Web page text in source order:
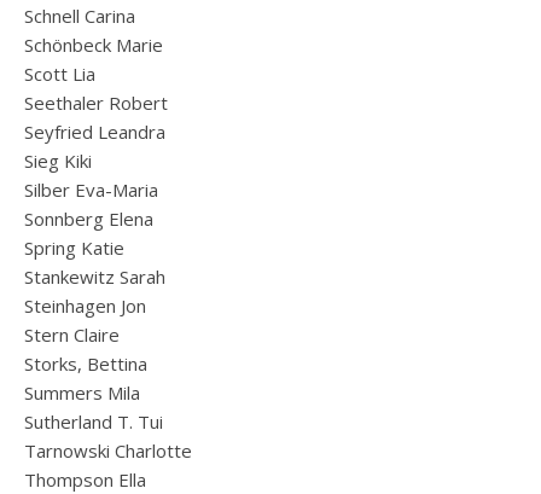
Schnell Carina
Schönbeck Marie
Scott Lia
Seethaler Robert
Seyfried Leandra
Sieg Kiki
Silber Eva-Maria
Sonnberg Elena
Spring Katie
Stankewitz Sarah
Steinhagen Jon
Stern Claire
Storks, Bettina
Summers Mila
Sutherland T. Tui
Tarnowski Charlotte
Thompson Ella